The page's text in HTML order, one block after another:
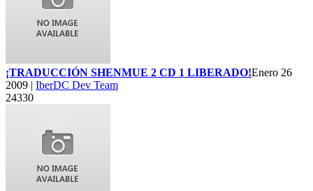
¡TRADUCCIÓN SHENMUE 2 CD 1 LIBERADO!Enero 26
2009 | IberDC Dev Team
24330